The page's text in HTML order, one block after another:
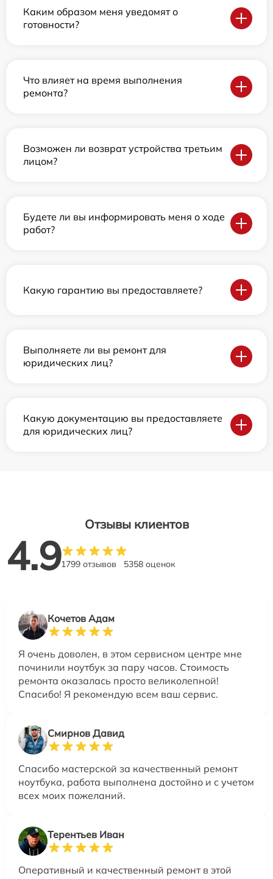
Каким образом меня уведомят о
готовности?
Что влияет на время выполнения
ремонта?
Возможен ли возврат устройства третьим
лицом?
Будете ли вы информировать меня о ходе
работ?
Какую гарантию вы предоставляете?
Выполняете ли вы ремонт для
юридических лиц?
Какую документацию вы предоставляете
для юридических лиц?
Отзывы клиентов
4.91799 отзывов 5358 оценок
Кочетов Адам
Я очень доволен, в этом сервисном центре мне
починили ноутбук за пару часов. Стоимость
ремонта оказалась просто великолепной!
Спасибо! Я рекомендую всем ваш сервис.
Смирнов Давид
Спасибо мастерской за качественный ремонт
ноутбука, работа выполнена достойно и с учетом
всех моих пожеланий.
Терентьев Иван
Оперативный и качественный ремонт в этой